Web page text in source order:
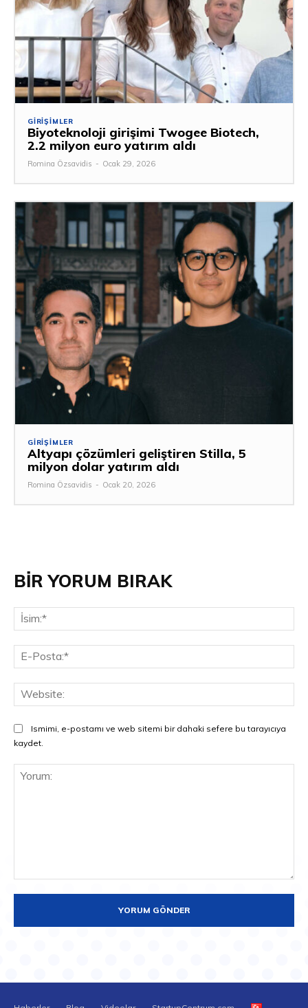
GIRIŞIMLER
Biyoteknoloji girişimi Twogee Biotech,
2.2 milyon euro yatırım aldı
Romina Özsavidis - Ocak 29, 2026
GIRIŞIMLER
Altyapı çözümleri geliştiren Stilla, 5
milyon dolar yatırım aldı
Romina Özsavidis - Ocak 20, 2026
BİR YORUM BIRAK
Ismimi, e-postamı ve web sitemi bir dahaki sefere bu tarayıcıya
kaydet.